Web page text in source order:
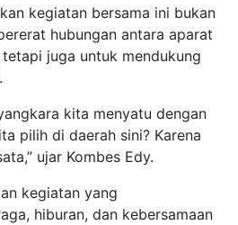
kegiatan bersama ini bukan
hubungan antara aparat
juga untuk mendukung
kita menyatu dengan
pilih di daerah sini? Karena
ujar Kombes Edy.
kegiatan yang
hiburan, dan kebersamaan